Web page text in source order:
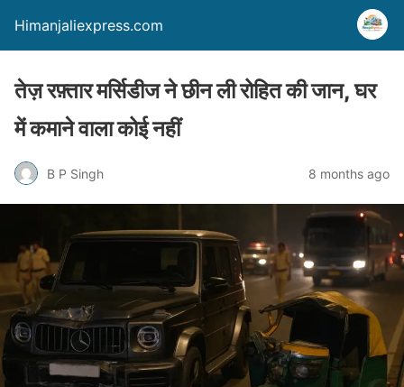
Himanjaliexpress.com
तेज़ रफ़्तार मर्सिडीज ने छीन ली रोहित की जान, घर
में कमाने वाला कोई नहीं
B P Singh 8 months ago